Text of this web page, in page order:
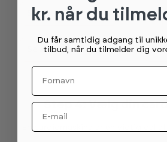
Se alle home gym-pakker
Se alle træningsstationer
Step 4: Vælg din
En cardiomaskine er en vigtig del
kr. når du
Du får samtidig adgang til
tilbud, når du tilmelder dig
Fornavn
Email